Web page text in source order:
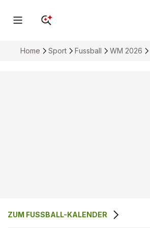
Home Sport Fussball WM 2026
ZUM FUSSBALL-KALENDER